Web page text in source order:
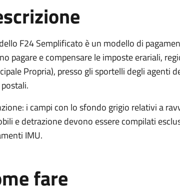
F24 Semplificato è un modello di
pagare e compensare le imposte erariali,
Propria), presso gli sportelli degli agenti
i campi con lo sfondo grigio relativi a
e detrazione devono essere compilati
IMU.
fare